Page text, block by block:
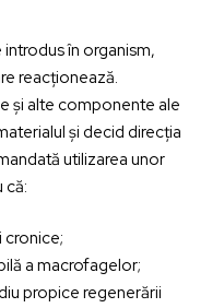
în organism,
reacționează.
și alte componente ale
și decid direcția
utilizarea unor
că:
cronice;
a macrofagelor;
propice regenerării